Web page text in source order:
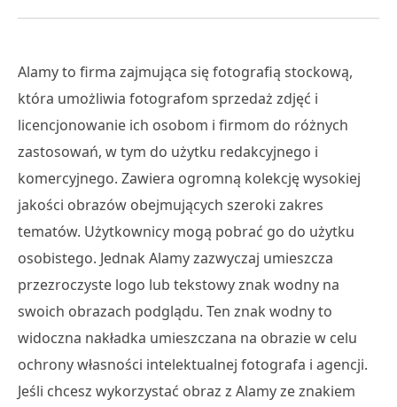
Alamy to firma zajmująca się fotografią stockową,
która umożliwia fotografom sprzedaż zdjęć i
licencjonowanie ich osobom i firmom do różnych
zastosowań, w tym do użytku redakcyjnego i
komercyjnego. Zawiera ogromną kolekcję wysokiej
jakości obrazów obejmujących szeroki zakres
tematów. Użytkownicy mogą pobrać go do użytku
osobistego. Jednak Alamy zazwyczaj umieszcza
przezroczyste logo lub tekstowy znak wodny na
swoich obrazach podglądu. Ten znak wodny to
widoczna nakładka umieszczana na obrazie w celu
ochrony własności intelektualnej fotografa i agencji.
Jeśli chcesz wykorzystać obraz z Alamy ze znakiem